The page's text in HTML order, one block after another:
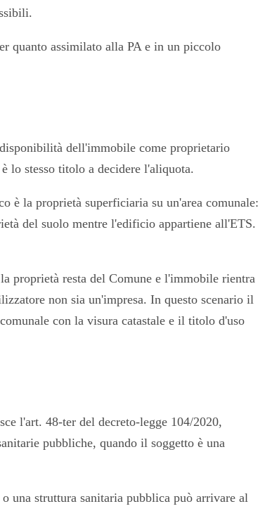
quanto assimilato alla PA e in un piccolo
dell'immobile come proprietario
lo stesso titolo a decidere l'aliquota.
la proprietà superficiaria su un'area comunale:
del suolo mentre l'edificio appartiene all'ETS.
proprietà resta del Comune e l'immobile rientra
non sia un'impresa. In questo scenario il
con la visura catastale e il titolo d'uso
l'art. 48-ter del decreto-legge 104/2020,
pubbliche, quando il soggetto è una
una struttura sanitaria pubblica può arrivare al